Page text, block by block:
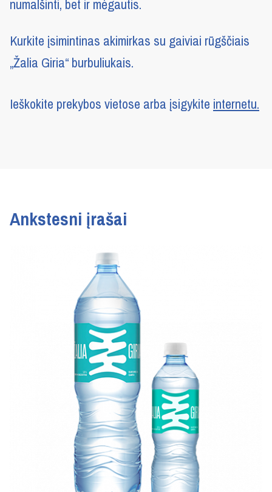
Kurkite įsimintinas akimirkas su gaiviai rūgščiais
„Žalia Giria“ burbuliukais.
Ieškokite prekybos vietose arba įsigykiteinternetu.
Ankstesni įrašai